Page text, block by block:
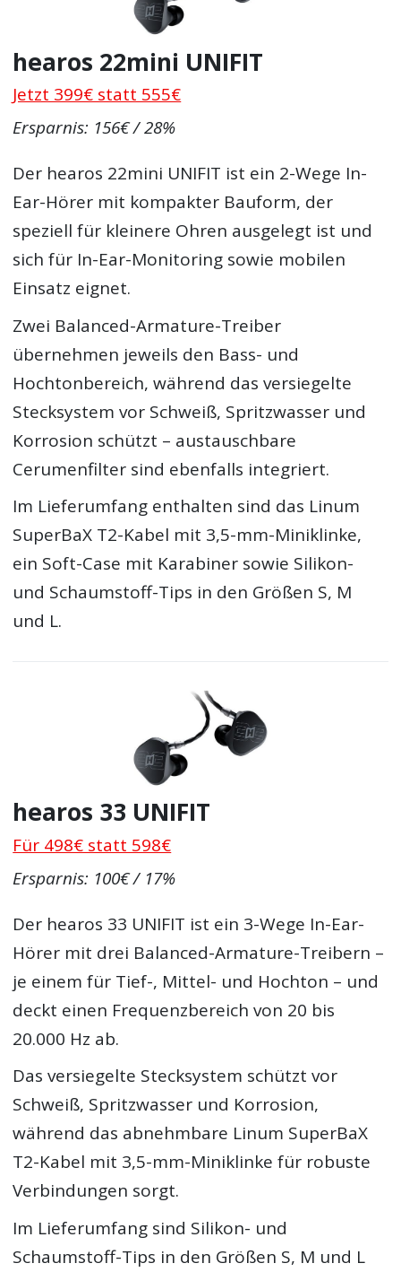
hearos 22mini UNIFIT
Jetzt 399€ statt 555€
Ersparnis: 156€ / 28%
Der hearos 22mini UNIFIT ist ein 2-Wege In-
Ear-Hörer mit kompakter Bauform, der
speziell für kleinere Ohren ausgelegt ist und
sich für In-Ear-Monitoring sowie mobilen
Einsatz eignet.
Zwei Balanced-Armature-Treiber
übernehmen jeweils den Bass- und
Hochtonbereich, während das versiegelte
Stecksystem vor Schweiß, Spritzwasser und
Korrosion schützt – austauschbare
Cerumenfilter sind ebenfalls integriert.
Im Lieferumfang enthalten sind das Linum
SuperBaX T2-Kabel mit 3,5-mm-Miniklinke,
ein Soft-Case mit Karabiner sowie Silikon-
und Schaumstoff-Tips in den Größen S, M
und L.
hearos 33 UNIFIT
Für 498€ statt 598€
Ersparnis: 100€ / 17%
Der hearos 33 UNIFIT ist ein 3-Wege In-Ear-
Hörer mit drei Balanced-Armature-Treibern –
je einem für Tief-, Mittel- und Hochton – und
deckt einen Frequenzbereich von 20 bis
20.000 Hz ab.
Das versiegelte Stecksystem schützt vor
Schweiß, Spritzwasser und Korrosion,
während das abnehmbare Linum SuperBaX
T2-Kabel mit 3,5-mm-Miniklinke für robuste
Verbindungen sorgt.
Im Lieferumfang sind Silikon- und
Schaumstoff-Tips in den Größen S, M und L